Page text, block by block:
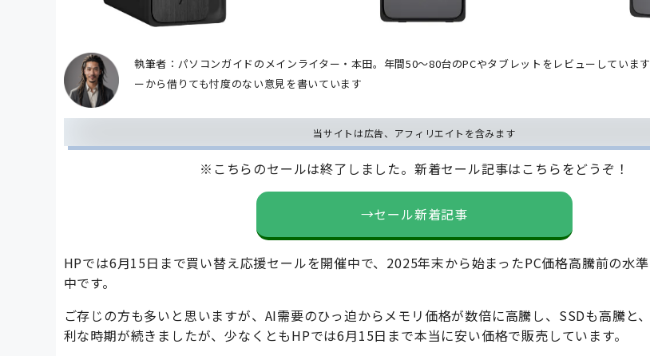
執筆者：パソコンガイドのメインライター・本田。年間50～80台のPCやタブレットをレビューしていま
ーから借りても忖度のない意見を書いています
当サイトは広告、アフィリエイトを含みます
※こちらのセールは終了しました。新着セール記事はこちらをどうぞ！
→セール新着記事
HPでは6月15日まで買い替え応援セールを開催中で、2025年末から始まったPC価格高騰前の水
中です。
ご存じの方も多いと思いますが、AI需要のひっ迫からメモリ価格が数倍に高騰し、SSDも高騰と
利な時期が続きましたが、少なくともHPでは6月15日まで本当に安い価格で販売しています。